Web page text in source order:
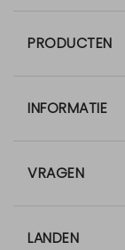
PRODUCTEN
INFORMATIE
VRAGEN
LANDEN